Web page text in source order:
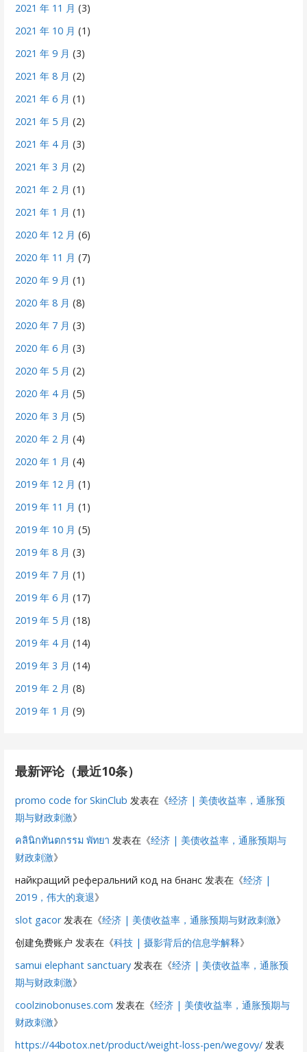
2021 年 11 月 (3)
2021 年 10 月 (1)
2021 年 9 月 (3)
2021 年 8 月 (2)
2021 年 6 月 (1)
2021 年 5 月 (2)
2021 年 4 月 (3)
2021 年 3 月 (2)
2021 年 2 月 (1)
2021 年 1 月 (1)
2020 年 12 月 (6)
2020 年 11 月 (7)
2020 年 9 月 (1)
2020 年 8 月 (8)
2020 年 7 月 (3)
2020 年 6 月 (3)
2020 年 5 月 (2)
2020 年 4 月 (5)
2020 年 3 月 (5)
2020 年 2 月 (4)
2020 年 1 月 (4)
2019 年 12 月 (1)
2019 年 11 月 (1)
2019 年 10 月 (5)
2019 年 8 月 (3)
2019 年 7 月 (1)
2019 年 6 月 (17)
2019 年 5 月 (18)
2019 年 4 月 (14)
2019 年 3 月 (14)
2019 年 2 月 (8)
2019 年 1 月 (9)
最新评论（最近10条）
promo code for SkinClub 发表在《经济 | 美债收益率，通胀预
期与财政刺激》
คลินิกทันตกรรม พัทยา 发表在《经济 | 美债收益率，通胀预期与
财政刺激》
найкращий реферальний код на бнанс 发表在《经济 |
2019，伟大的衰退》
slot gacor发表在《经济 | 美债收益率，通胀预期与财政刺激》
创建免费账户 发表在《科技 | 摄影背后的信息学解释》
samui elephant sanctuary 发表在《经济 | 美债收益率，通胀预
期与财政刺激》
coolzinobonuses.com 发表在《经济 | 美债收益率，通胀预期与
财政刺激》
https://44botox.net/product/weight-loss-pen/wegovy/ 发表